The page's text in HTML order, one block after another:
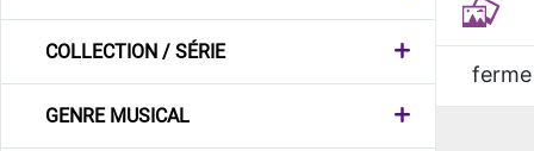
COLLECTION / SÉRIE
GENRE MUSICAL
ferme